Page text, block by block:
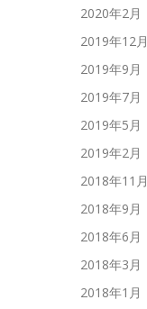
2020年2月
2019年12月
2019年9月
2019年7月
2019年5月
2019年2月
2018年11月
2018年9月
2018年6月
2018年3月
2018年1月